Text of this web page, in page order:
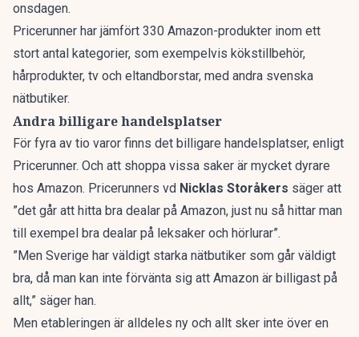
onsdagen.
Pricerunner har jämfört 330 Amazon-produkter inom ett
stort antal kategorier, som exempelvis kökstillbehör,
hårprodukter, tv och eltandborstar, med andra svenska
nätbutiker.
Andra billigare handelsplatser
För fyra av tio varor finns det billigare handelsplatser, enligt
Pricerunner. Och att shoppa vissa saker är mycket dyrare
hos Amazon. Pricerunners vd Nicklas Storåkers säger att
”det går att hitta bra dealar på Amazon, just nu så hittar man
till exempel bra dealar på leksaker och hörlurar”.
”Men Sverige har väldigt starka nätbutiker som går väldigt
bra, då man kan inte förvänta sig att Amazon är billigast på
allt,” säger han.
Men etableringen är alldeles ny och allt sker inte över en